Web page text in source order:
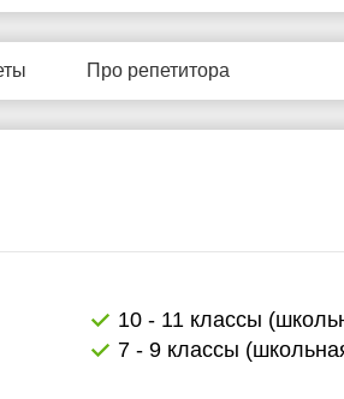
Про репетитора
10 - 11 классы
7 - 9 классы
11
12
Нет
свободных
Нет
свободных